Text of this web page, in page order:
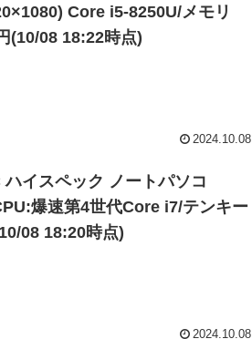
Core i5-8250U/メモリ
(10/08 18:22時点)
2024.10.08
ハイスペック ノートパソコ
爆速第4世代Core i7/テンキー
08 18:20時点)
2024.10.08